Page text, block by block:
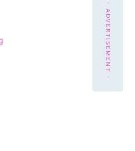
- ADVERTISEMENT -